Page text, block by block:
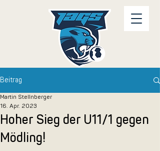
Beitrag
Hoher Sieg der U11/1 gegen
Mödling!
Martin Stellnberger
16. Apr. 2023